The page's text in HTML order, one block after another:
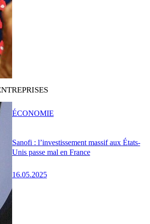
Sanofi : l’investissement massif aux États-
Unis passe mal en France
16.05.2025
ÉCONOMIE